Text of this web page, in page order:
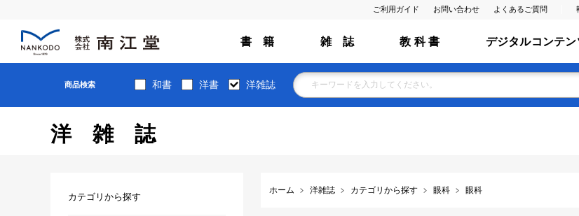
ご利用ガイド お問い合わせ よくあるご質問
書 籍 雑 誌 教 科 書 デジタルコンテン
商品検索 和書 洋書 洋雑誌
洋雑誌
ホーム 洋雑誌 カテゴリから探す 眼科 眼科
カテゴリから探す